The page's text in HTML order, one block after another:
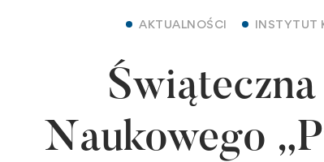
AKTUALNOŚCI INSTYTUT
Naukowego